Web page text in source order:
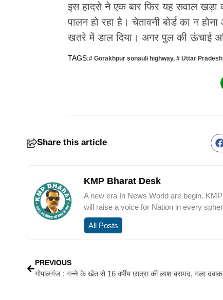
इस हादसे ने एक बार फिर यह सवाल खड़ा कर
पालन हो रहा है। चेतावनी बोर्ड का न
खतरे में डाल दिया। अगर पुल की ऊंचाई
TAGS:# Gorakhpur sonauli highway, # Uttar Pradesh
Share this article
KMP Bharat Desk
A new era In News World are begin.
will raise a voice for Nation in every
All Posts
PREVIOUS